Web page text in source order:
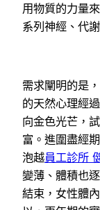
用物質的力量
系列神經、代
需求闡明的是
的天然心理經
向金色光芒，
富。進圍盡經
泡越員工診所
變薄、體積也
結束，女性體